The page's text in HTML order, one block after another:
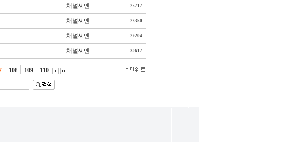
채널씨엔 26717
채널씨엔 28350
채널씨엔 29204
채널씨엔 30617
108 109 110